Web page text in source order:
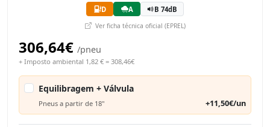
D A B 74dB
Ver ficha técnica oficial (EPREL)
306,64€ /pneu
+ Imposto ambiental 1,82 € = 308,46€
Equilibragem + Válvula
Pneus a partir de 18" +11,50€/un